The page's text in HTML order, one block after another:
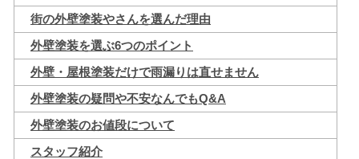
街の外壁塗装やさんを選んだ理由
外壁塗装を選ぶ6つのポイント
外壁・屋根塗装だけで雨漏りは直せません
外壁塗装の疑問や不安なんでもQ&A
外壁塗装のお値段について
スタッフ紹介